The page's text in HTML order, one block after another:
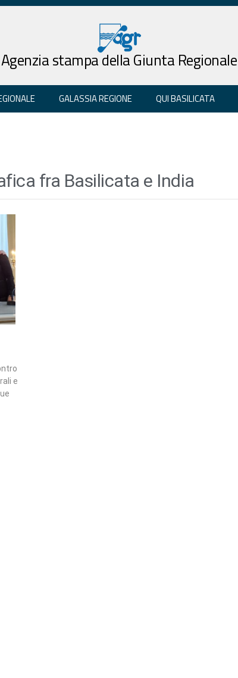
Agenzia stampa della Giunta Regionale
GALASSIA REGIONE QUI BASILICATA
fra Basilicata e India
e